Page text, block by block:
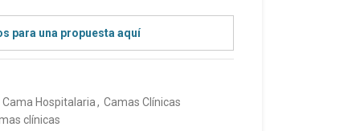
para una propuesta aquí
Cama Hospitalaria , Camas Clínicas
clínicas